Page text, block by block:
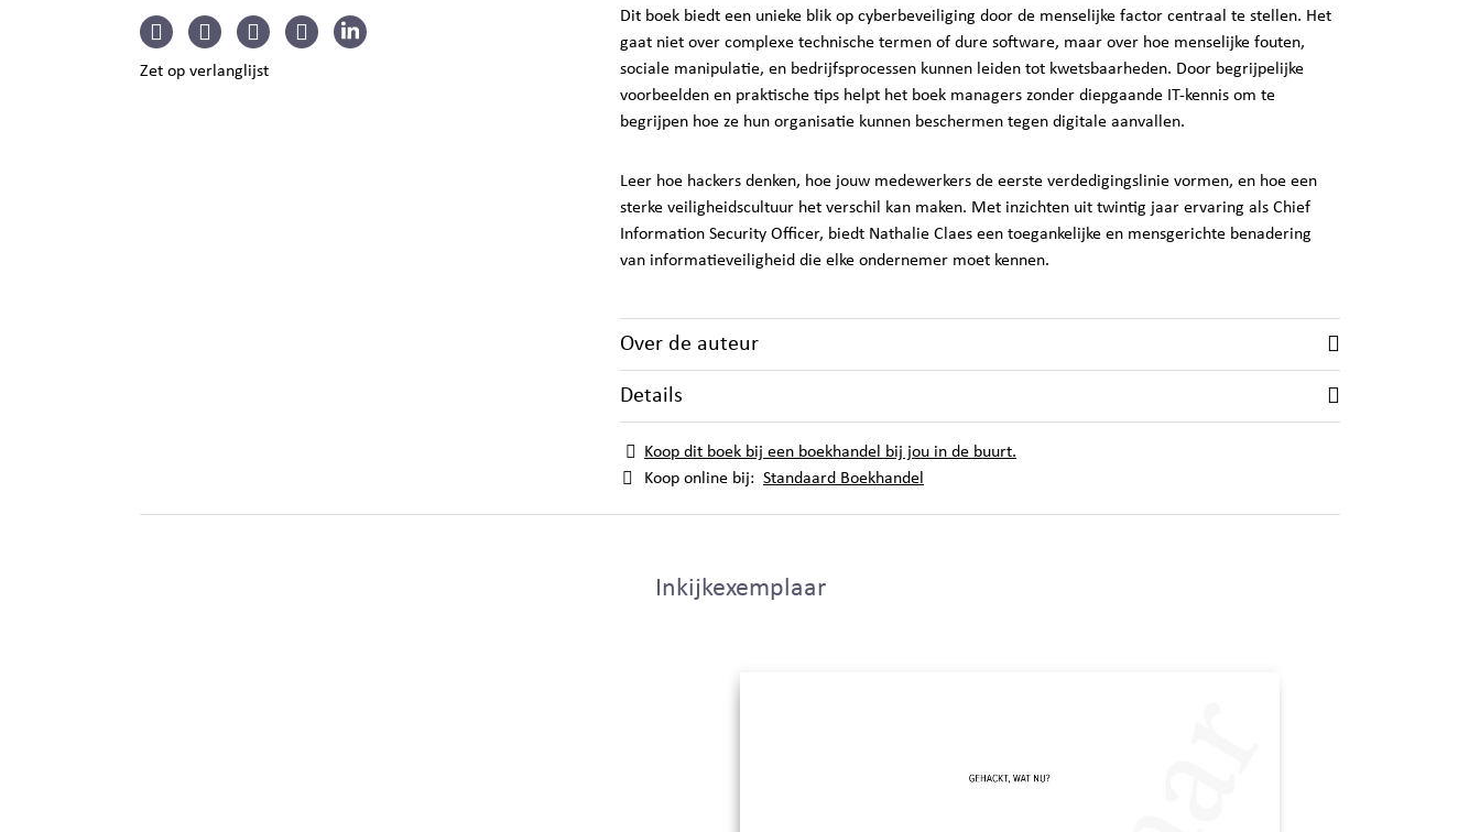
Zet op verlanglijst
Dit boek biedt een unieke blik op cyberbeveiliging door de menselijke factor centraal te stellen. Het
gaat niet over complexe technische termen of dure software, maar over hoe menselijke fouten,
sociale manipulatie, en bedrijfsprocessen kunnen leiden tot kwetsbaarheden. Door begrijpelijke
voorbeelden en praktische tips helpt het boek managers zonder diepgaande IT-kennis om te
begrijpen hoe ze hun organisatie kunnen beschermen tegen digitale aanvallen.
Leer hoe hackers denken, hoe jouw medewerkers de eerste verdedigingslinie vormen, en hoe een
sterke veiligheidscultuur het verschil kan maken. Met inzichten uit twintig jaar ervaring als Chief
Information Security Officer, biedt Nathalie Claes een toegankelijke en mensgerichte benadering
van informatieveiligheid die elke ondernemer moet kennen.
Over de auteur
Details
Koop dit boek bij een boekhandel bij jou in de buurt.
Koop online bij: Standaard Boekhandel
Inkijkexemplaar